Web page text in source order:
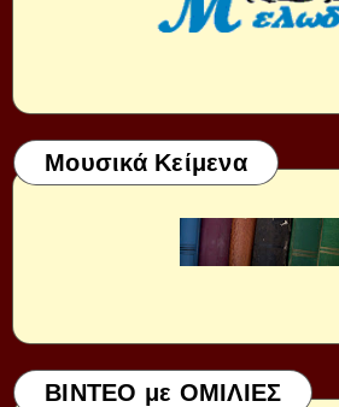
Μουσικά Κείμενα
ΒΙΝΤΕΟ με ΟΜΙΛΙΕΣ